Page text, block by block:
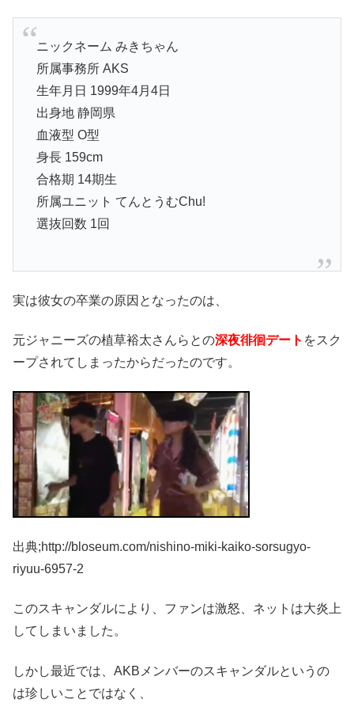
ニックネーム みきちゃん
所属事務所 AKS
生年月日 1999年4月4日
出身地 静岡県
血液型 O型
身長 159cm
合格期 14期生
所属ユニット てんとうむChu!
選抜回数 1回
実は彼女の卒業の原因となったのは、
元ジャニーズの植草裕太さんらとの深夜徘徊デート をスク
ープされてしまったからだったのです。
出典;http://bloseum.com/nishino-miki-kaiko-sorsugyo-
riyuu-6957-2
このスキャンダルにより、ファンは激怒、ネットは大炎上
してしまいました。
しかし最近では、AKBメンバーのスキャンダルというの
は珍しいことではなく、